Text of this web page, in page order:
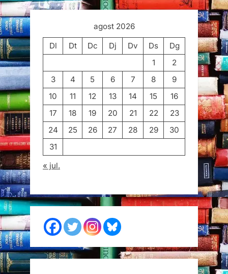
agost 2026
Dl
Dt Dc Dj Dv Ds
Dg
1
2
3
4 5 6 7 8
9
10
11 12 13 14 15
16
17
18 19 20 21 22
23
24
25 26 27 28 29
30
31
« jul.